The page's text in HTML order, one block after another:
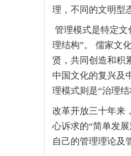
理，不同的文明型
管理模式是特定
理结构”。 儒家文
贤，共同创造和积
中国文化的复兴及
理模式则是“治理结
改革开放三十年来
心诉求的“简单发
自己的管理理论及